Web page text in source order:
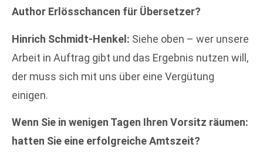
Author Erlösschancen für Übersetzer?
Hinrich Schmidt-Henkel: Siehe oben – wer unsere
Arbeit in Auftrag gibt und das Ergebnis nutzen will,
der muss sich mit uns über eine Vergütung
einigen.
Wenn Sie in wenigen Tagen Ihren Vorsitz räumen:
hatten Sie eine erfolgreiche Amtszeit?